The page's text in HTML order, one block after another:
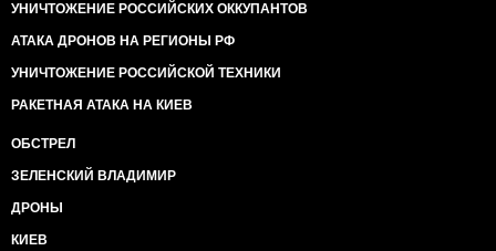
УНИЧТОЖЕНИЕ РОССИЙСКИХ ОККУПАНТОВ
АТАКА ДРОНОВ НА РЕГИОНЫ РФ
УНИЧТОЖЕНИЕ РОССИЙСКОЙ ТЕХНИКИ
РАКЕТНАЯ АТАКА НА КИЕВ
ОБСТРЕЛ
ЗЕЛЕНСКИЙ ВЛАДИМИР
ДРОНЫ
КИЕВ